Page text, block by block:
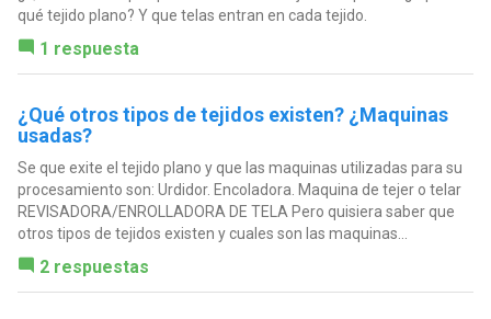
qué tejido plano? Y que telas entran en cada tejido.
1 respuesta
¿Qué otros tipos de tejidos existen? ¿Maquinas
usadas?
Se que exite el tejido plano y que las maquinas utilizadas para su
procesamiento son: Urdidor. Encoladora. Maquina de tejer o telar
REVISADORA/ENROLLADORA DE TELA Pero quisiera saber que
otros tipos de tejidos existen y cuales son las maquinas...
2 respuestas